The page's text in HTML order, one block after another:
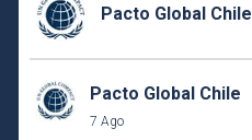
Pacto Global Chile
Pacto Global Chile
7 Ago